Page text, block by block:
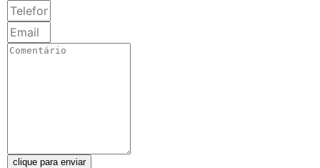
clique para enviar